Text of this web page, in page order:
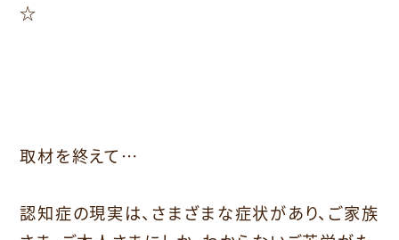
☆
取材を終えて…
認知症の現実は、さまざまな症状があり、ご家族